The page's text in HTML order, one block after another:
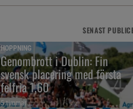
SENAST
HOPPNING
Genombrott i Dublin: Fin
svensk placering med första
felfria 1,60
5 timmar